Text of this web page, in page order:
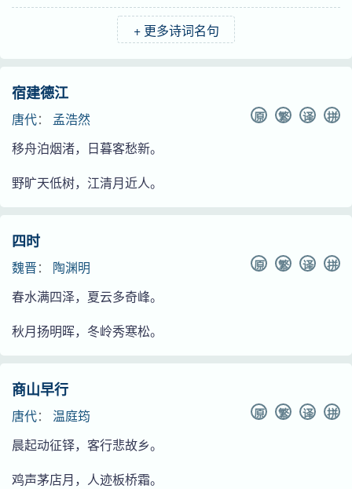
+ 更多诗词名句
宿建德江
唐代： 孟浩然 拼
译
繁
原
移舟泊烟渚，日暮客愁新。
野旷天低树，江清月近人。
四时
魏晋： 陶渊明 拼
译
繁
原
春水满四泽，夏云多奇峰。
秋月扬明晖，冬岭秀寒松。
商山早行
唐代： 温庭筠 拼
译
繁
原
晨起动征铎，客行悲故乡。
鸡声茅店月，人迹板桥霜。